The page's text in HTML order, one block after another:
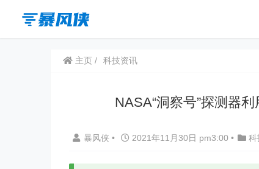
主页 科技资讯
NASA“洞察号”探测器
暴风侠 • 2021年11月30日 pm3:00 • 科